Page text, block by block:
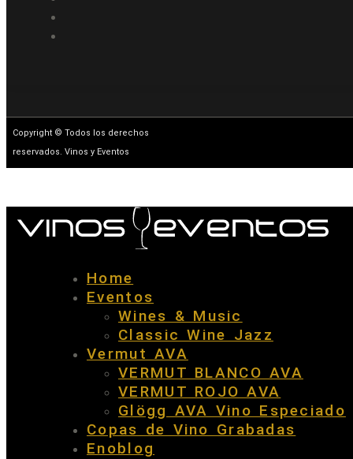
Copyright © Todos los derechos
reservados. Vinos y Eventos
Home
Eventos
Wines & Music
Classic Wine Jazz
Vermut AVA
VERMUT BLANCO AVA
VERMUT ROJO AVA
Glögg AVA Vino Especiado
Copas de Vino Grabadas
Enoblog